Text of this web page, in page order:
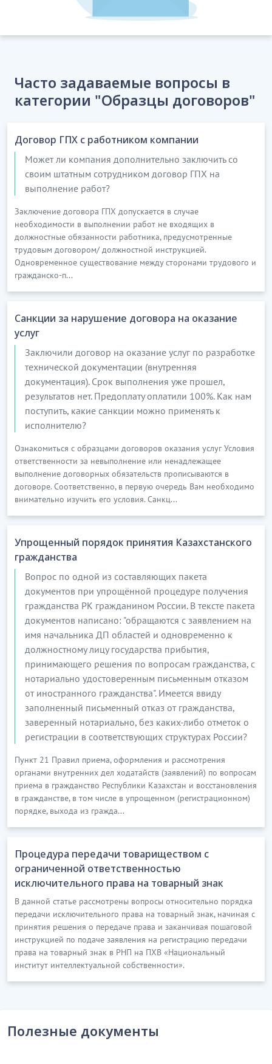
Заказчик производит выплату вознаграждения в
следующем порядке:
…………………………
3. ПОРЯДОК ПЕРЕДАЧИ ПРОИЗВЕДЕНИЯ
…………………………
[Скрытый текст. Полная версия доступна после
скачивания]
4. КАЧЕСТВО ЗАКАЗНОГО ПРОИЗВЕДЕНИЯ,
ГАРАНТИИ И ЗАВЕРЕНИЯ
12. Автор гарантирует и заверяет Заказчика в
следующем:
1)Автор имеет все необходимые ресурсы..............
[Скрытый текст. Полная версия доступна после
скачивания]
5. ИНТЕЛЛЕКТУАЛЬНАЯ СОБСТВЕННОСТЬ
15. Стороны соглашаются, что созданное в рамках
объектом интеллектуальной собственности,
подлежащим правовой защите..........
................
23.Автор обязуется:
1)
соблюдать условия конфиденциальности и
ограничения, предусмотренные настоящим
договором;
…………………………
[Скрытый текст. Полная версия доступна после
скачивания]
6. КОНФИДЕНЦИАЛЬНОСТЬ
27. Автор обязуется без письменного согласия
Заказчика никакими способами не раскрывать, не
передавать на любых носителях в любой форме
(письменной, электронной и другим образом)...........
29.
Для целей настоящего договора под
конфиденциальной информацией Заказчика
понимается содержание настоящего договора,
информация о ходе и результатах работы по
созданию произведения..............
…………………………
[Скрытый текст. Полная версия доступна после
скачивания]
7. ОТВЕТСТВЕННОСТЬ СТОРОН
31.
За невыполнение и/или ненадлежащее
выполнение договорных обязательств Стороны
несут ответственность в соответствии с условиями
настоящего договора и действующим
Каждая из Сторон вправе, без ущерба другим
Часто задаваемые вопросы в
категории "Образцы договоров"
Договор ГПХ с работником компании
Может ли компания дополнительно заключить со
своим штатным сотрудником договор ГПХ на
выполнение работ?
Заключение договора ГПХ допускается в случае
необходимости в выполнении работ не входящих в
должностные обязанности работника, предусмотренные
трудовым договором/ должностной инструкцией.
Одновременное существование между сторонами трудового и
гражданско-п...
Санкции за нарушение договора на оказание
услуг
Заключили договор на оказание услуг по разработке
технической документации (внутренняя
документация). Срок выполнения уже прошел,
результатов нет. Предоплату оплатили 100%. Как нам
поступить, какие санкции можно применять к
исполнителю?
Ознакомиться с образцами договоров оказания услуг Условия
ответственности за невыполнение или ненадлежащее
выполнение договорных обязательств прописываются в
договоре. Соответственно, в первую очередь Вам необходимо
внимательно изучить его условия. Санкц...
Упрощенный порядок принятия Казахстанского
гражданства
Вопрос по одной из составляющих пакета
документов при упрощённой процедуре получения
гражданства РК гражданином России. В тексте пакета
документов написано: "обращаются с заявлением на
имя начальника ДП областей и одновременно к
должностному лицу государства прибытия,
принимающего решения по вопросам гражданства, с
нотариально удостоверенным письменным отказом
от иностранного гражданства". Имеется ввиду
заполненный письменный отказ от гражданства,
заверенный нотариально, без каких-либо отметок о
регистрации в соответствующих структурах России?
Пункт 21 Правил приема, оформления и рассмотрения
органами внутренних дел ходатайств (заявлений) по вопросам
приема в гражданство Республики Казахстан и восстановления
в гражданстве, в том числе в упрощенном (регистрационном)
порядке, выхода из гражда...
Процедура передачи товариществом с
ограниченной ответственностью
исключительного права на товарный знак
В данной статье рассмотрены вопросы относительно порядка
передачи исключительного права на товарный знак, начиная с
принятия решения о передаче права и заканчивая пошаговой
инструкцией по подаче заявления на регистрацию передачи
права на товарный знак в РНП на ПХВ «Национальный
институт интеллектуальной собственности».
Полезные документы